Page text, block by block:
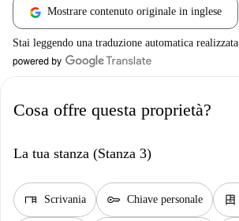
Mostrare contenuto originale in inglese
Stai leggendo una traduzione automatica realizzata
Cosa offre questa proprietà?
La tua stanza (Stanza 3)
desk Scrivania key Chiave personale dresser